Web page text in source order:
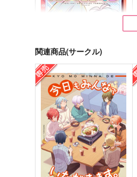
AM1145
Clover
629円（税込）
四葉環×逢坂壮五
サンプル 作品詳細
関連商品(サークル)